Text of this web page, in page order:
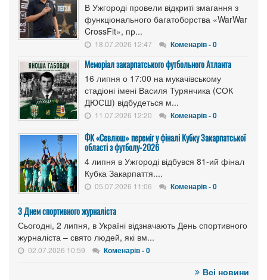
В Ужгороді провели відкриті змагання з
функціонального багатоборства «WarWar
CrossFit», пр...
18.07.2026 12:47 Коменарів - 0
Меморіал закарпатського футбольного Атланта
16 липня о 17:00 на мукачівському
стадіоні імені Василя Турянчика (СОК
ДЮСШ) відбудеться м...
11.07.2026 12:20 Коменарів - 0
ФК «Севлюш» переміг у фіналі Кубку Закарпатської
області з футболу-2026
4 липня в Ужгороді відбувся 81-ий фінал
Кубка Закарпаття....
05.07.2026 11:06 Коменарів - 0
З Днем спортивного журналіста
Сьогодні, 2 липня, в Україні відзначають День спортивного
журналіста – свято людей, які вм...
02.07.2026 10:59 Коменарів - 0
Всі новини